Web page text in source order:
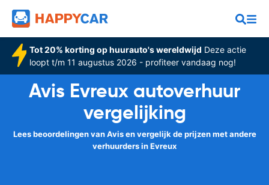
Tot 20% korting op huurauto's wereldwijd Deze actie
loopt t/m 11 augustus 2026 - profiteer vandaag nog!
Avis Evreux autoverhuur
vergelijking
Lees beoordelingen van Avis en vergelijk de prijzen met andere
verhuurders in Evreux